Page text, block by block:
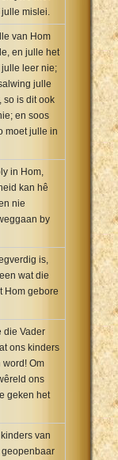
mislei.
van Hom
en julle het
leer nie;
julle
so is dit ook
en soos
moet julle in
in Hom,
kan hê
nie
by
is,
wat die
Hom gebore
die Vader
ons kinders
word! Om
ons
geken het
van
geopenbaar